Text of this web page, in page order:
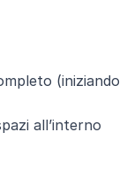
(iniziando
all’interno